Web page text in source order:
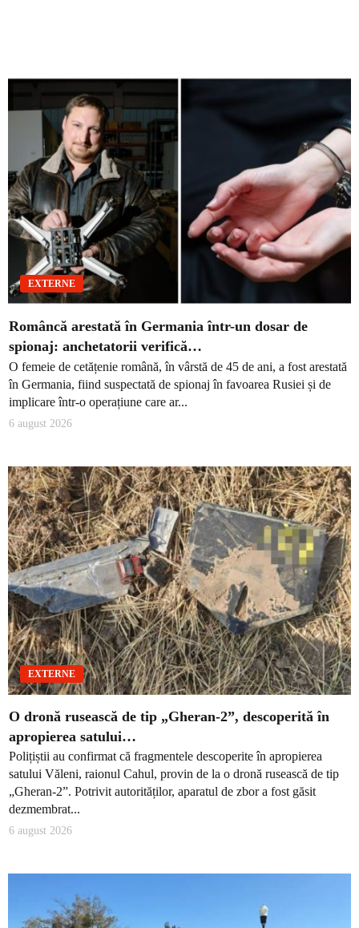
EXTERNE
Româncă arestată în Germania într-un dosar de
spionaj: anchetatorii verifică…
O femeie de cetățenie română, în vârstă de 45 de ani, a fost arestată
în Germania, fiind suspectată de spionaj în favoarea Rusiei și de
implicare într-o operațiune care ar...
6 august 2026
EXTERNE
O dronă rusească de tip „Gheran-2”, descoperită în
apropierea satului…
Polițiștii au confirmat că fragmentele descoperite în apropierea
satului Văleni, raionul Cahul, provin de la o dronă rusească de tip
„Gheran-2”. Potrivit autorităților, aparatul de zbor a fost găsit
dezmembrat...
6 august 2026